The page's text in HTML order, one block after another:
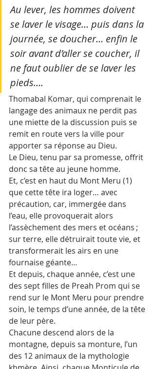
Au lever, les hommes doivent
se laver le visage… puis dans la
journée, se doucher… enfin le
soir avant d’aller se coucher, il
ne faut oublier de se laver les
pieds….
Thomabal Komar, qui comprenait le
langage des animaux ne perdit pas
une miette de la discussion puis se
remit en route vers la ville pour
apporter sa réponse au Dieu.
Le Dieu, tenu par sa promesse, offrit
donc sa tête au jeune homme.
Et, c’est en haut du Mont Meru (1)
que cette tête ira loger… avec
précaution, car, immergée dans
l’eau, elle provoquerait alors
l’assèchement des mers et océans ;
sur terre, elle détruirait toute vie, et
transformerait les airs en une
fournaise géante…
Et depuis, chaque année, c’est une
des sept filles de Preah Prom qui se
rend sur le Mont Meru pour prendre
soin, le temps d’une année, de la tête
de leur père.
Chacune descend alors de la
montagne, depuis sa monture, l’un
des 12 animaux de la mythologie